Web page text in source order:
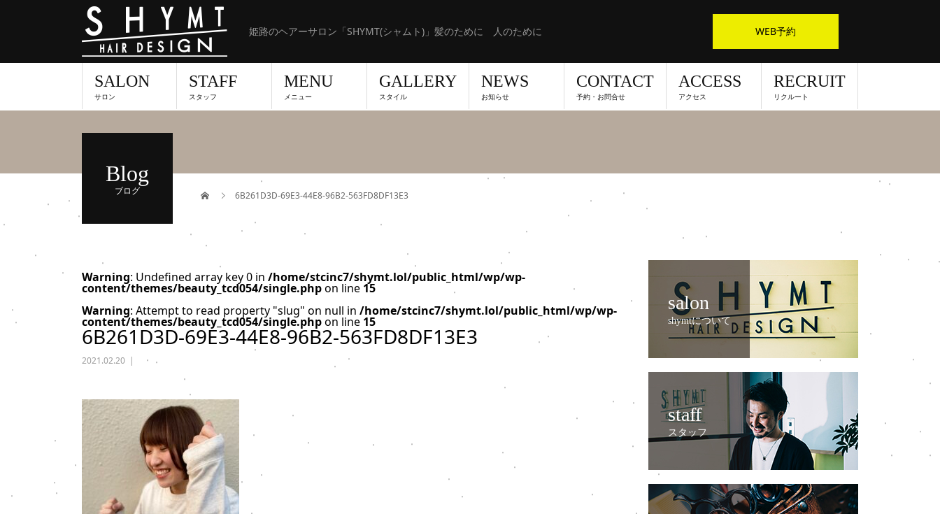
姫路のヘアーサロン「SHYMT(シャムト)」髪のために 人のために WEB予約
SALON
サロン
STAFF
スタッフ
MENU
メニュー
GALLERY
スタイル
NEWS
お知らせ
CONTACT
予約・お問合せ
ACCESS
アクセス
RECRUIT
リクルート
Blog
ブログ 6B261D3D-69E3-44E8-96B2-563FD8DF13E3
Warning: Undefined array key 0 in /home/stcinc7/shymt.lol/public_html/wp/wp-
content/themes/beauty_tcd054/single.phpon line 15
Warning: Attempt to read property "slug" on null in /home/stcinc7/shymt.lol/public_html/wp/wp-
content/themes/beauty_tcd054/single.phpon line 15
6B261D3D-69E3-44E8-96B2-563FD8DF13E3
2021.02.20
salon
shymtについて
staff
スタッフ